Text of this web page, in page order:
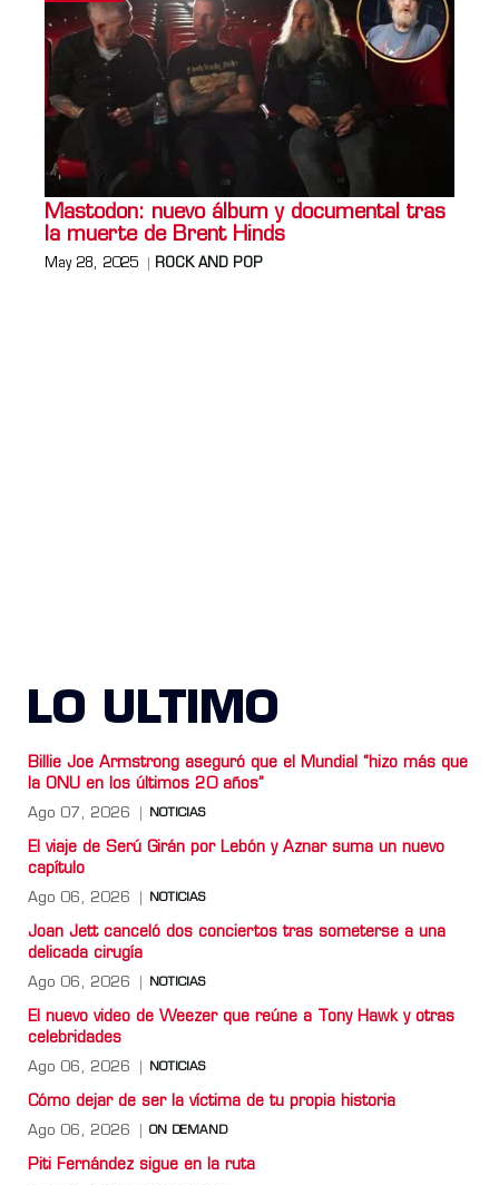
Mastodon: nuevo álbum y documental tras
la muerte de Brent Hinds
May 28, 2025 ROCK AND POP
LO ULTIMO
Billie Joe Armstrong aseguró que el Mundial “hizo más que
la ONU en los últimos 20 años”
Ago 07, 2026 NOTICIAS
El viaje de Serú Girán por Lebón y Aznar suma un nuevo
capítulo
Ago 06, 2026 NOTICIAS
Joan Jett canceló dos conciertos tras someterse a una
delicada cirugía
Ago 06, 2026 NOTICIAS
El nuevo video de Weezer que reúne a Tony Hawk y otras
celebridades
Ago 06, 2026 NOTICIAS
Cómo dejar de ser la víctima de tu propia historia
Ago 06, 2026 ON DEMAND
Piti Fernández sigue en la ruta